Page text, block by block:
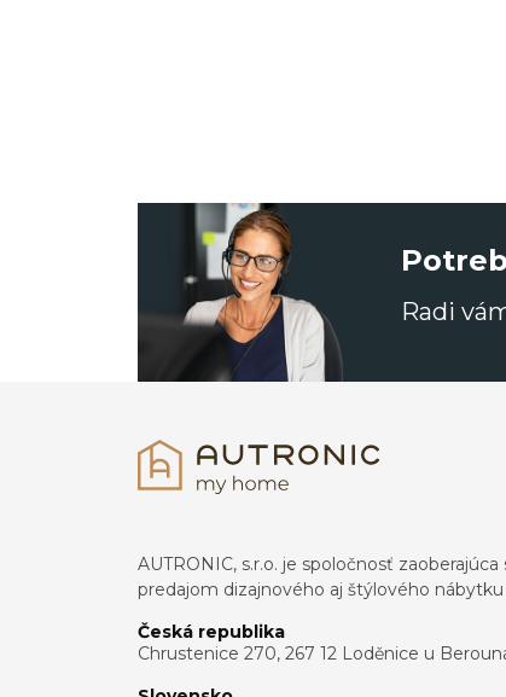
Radi
AUTRONIC, s.r.o. je spoločnosť
predajom dizajnového aj štýlového nábytku
Česká republika
Chrustenice 270, 267 12 Loděnice u